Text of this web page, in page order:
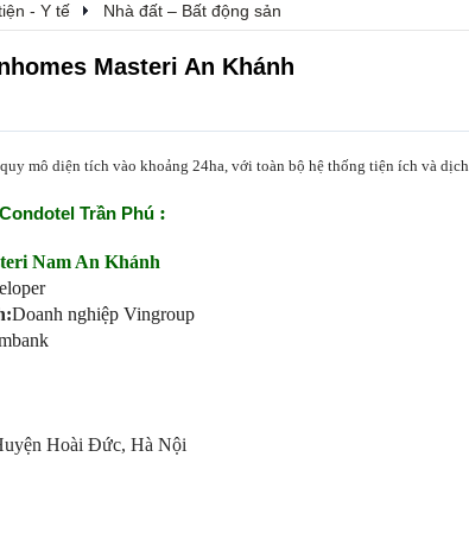
- Y tế Nhà đất – Bất động sản
Masteri An Khánh
mô diện tích vào khoảng 24ha, với toàn bộ hệ thống tiện ích và
Trần Phú :
Nam An Khánh
Doanh nghiệp Vingroup
Hoài Đức, Hà Nội